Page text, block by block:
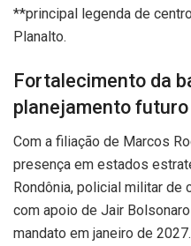
**principal legenda de
Planalto.
Fortalecimento da
planejamento futuro
Com a filiação de Marcos
presença em estados
Rondônia, policial militar de
com apoio de Jair
mandato em janeiro de